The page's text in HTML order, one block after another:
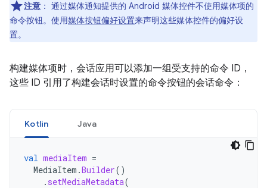
注意 ： 通过媒体通知提供的 Android 媒体控件不使用媒体项的
命令按钮。使用媒体按钮偏好设置来声明这些媒体控件的偏好设
置。
构建媒体项时，会话应用可以添加一组受支持的命令 ID，
这些 ID 引用了构建会话时设置的命令按钮的会话命令：
Kotlin Java
val mediaItem =
MediaItem .Builder()
. setMediaMetadata(